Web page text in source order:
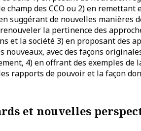
champ des CCO ou 2) en
suggérant de nouvelles manières
la pertinence des
et la société 3) en proposant des
nouveaux, avec des façons
4) en offrant des exemples de
rapports de pouvoir et la façon
et nouvelles